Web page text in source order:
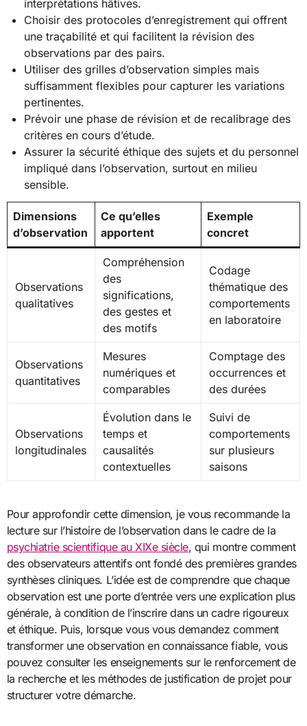
interprétations hâtives.
Choisir des protocoles d’enregistrement qui offrent
une traçabilité et qui facilitent la révision des
observations par des pairs.
Utiliser des grilles d’observation simples mais
suffisamment flexibles pour capturer les variations
pertinentes.
Prévoir une phase de révision et de recalibrage des
critères en cours d’étude.
Assurer la sécurité éthique des sujets et du personnel
impliqué dans l’observation, surtout en milieu
sensible.
Dimensions
d’observation
Ce qu’elles
apportent
Exemple
concret
Observations
qualitatives
Compréhension
des
significations,
des gestes et
des motifs
Codage
thématique des
comportements
en laboratoire
Observations
quantitatives
Mesures
numériques et
comparables
Comptage des
occurrences et
des durées
Observations
longitudinales
Évolution dans le
temps et
causalités
contextuelles
Suivi de
comportements
sur plusieurs
saisons
Pour approfondir cette dimension, je vous recommande la
lecture sur l’histoire de l’observation dans le cadre de la
psychiatrie scientifique au XIXe siècle, qui montre comment
des observateurs attentifs ont fondé des premières grandes
synthèses cliniques. L’idée est de comprendre que chaque
observation est une porte d’entrée vers une explication plus
générale, à condition de l’inscrire dans un cadre rigoureux
et éthique. Puis, lorsque vous vous demandez comment
transformer une observation en connaissance fiable, vous
pouvez consulter les enseignements sur le renforcement de
la recherche et les méthodes de justification de projet pour
structurer votre démarche.